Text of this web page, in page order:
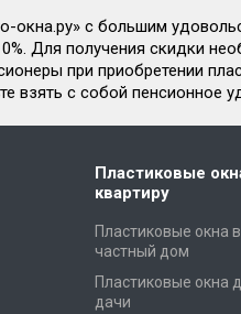
окна.ру» с большим
Для получения скидки
при приобретении
взять с собой пенсионное
Пластиковые
квартиру
Пластиковые окна в
частный дом
Пластиковые окна
дачи